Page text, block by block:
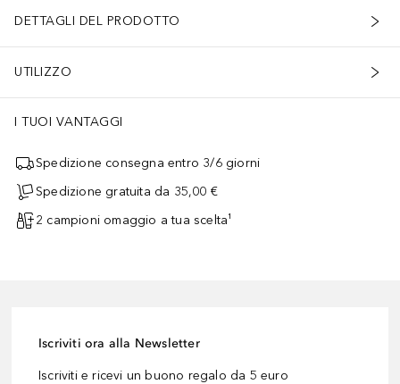
DETTAGLI DEL PRODOTTO
UTILIZZO
I TUOI VANTAGGI
Spedizione consegna entro 3/6 giorni
Spedizione gratuita da 35,00 €
2 campioni omaggio a tua scelta¹
Iscriviti ora alla Newsletter
Iscriviti e ricevi un buono regalo da 5 euro